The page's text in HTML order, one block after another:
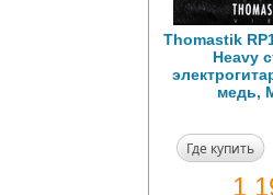
Thomastik
Heavy
медь,
Где купить
1